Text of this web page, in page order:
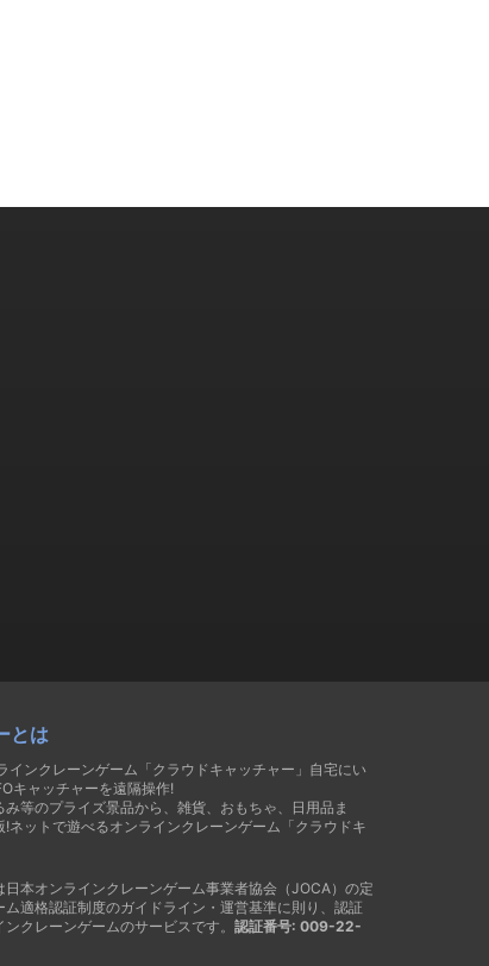
とは
インクレーンゲーム「クラウドキャッチャー」自宅にい
キャッチャーを遠隔操作!
み等のプライズ景品から、雑貨、おもちゃ、日用品ま
ネットで遊べるオンラインクレーンゲーム「クラウドキ
日本オンラインクレーンゲーム事業者協会（JOCA）の定
適格認証制度のガイドライン・運営基準に則り、認証
クレーンゲームのサービスです。 認証番号: 009-22-